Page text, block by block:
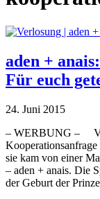
aden +
Für euch
24. Juni 2015
– WERBUNG –
sie kam von einer
– aden + anais. Die
der Geburt der